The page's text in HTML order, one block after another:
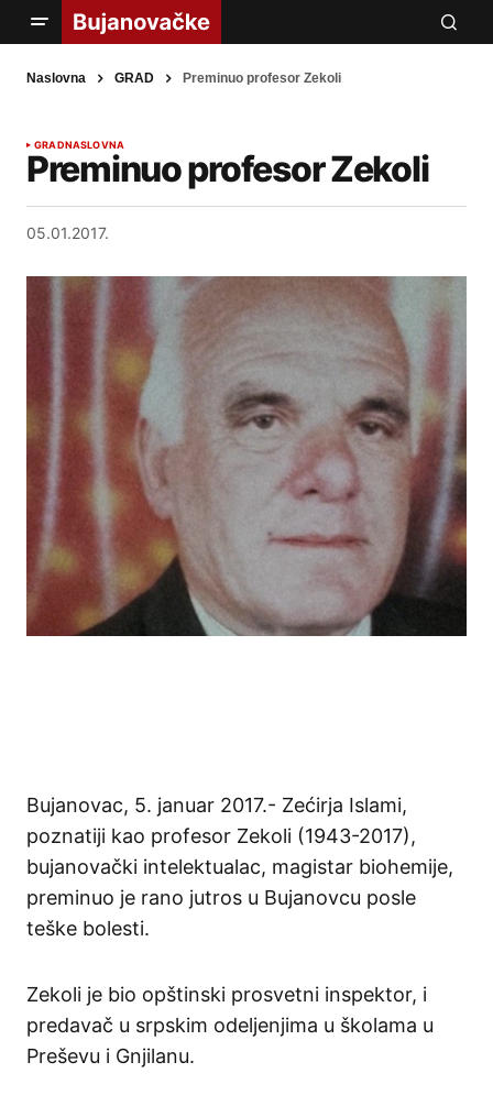
Naslovna GRAD Preminuo profesor Zekoli
GRADNASLOVNA
Preminuo profesor Zekoli
05.01.2017.
Bujanovac, 5. januar 2017.- Zećirja Islami,
poznatiji kao profesor Zekoli (1943-2017),
bujanovački intelektualac, magistar biohemije,
preminuo je rano jutros u Bujanovcu posle
teške bolesti.
Zekoli je bio opštinski prosvetni inspektor, i
predavač u srpskim odeljenjima u školama u
Preševu i Gnjilanu.